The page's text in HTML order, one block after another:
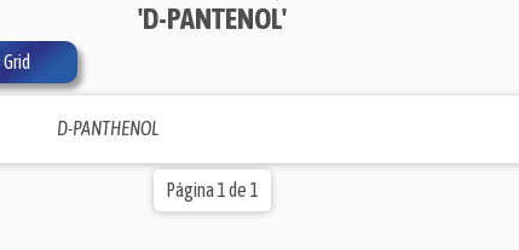
'D-PANTENOL'
Grid
D-PANTHENOL
Página 1 de 1